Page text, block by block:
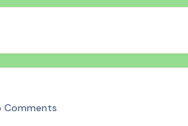
Comments